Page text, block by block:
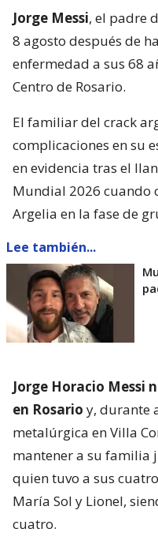
Jorge Messi, el padre
8 agosto después de
enfermedad a sus 68
Centro de Rosario.
El familiar del crack
complicaciones en su
en evidencia tras el
Mundial 2026 cuando
Argelia en la fase de
Lee también...
Jorge Horacio Messi
en Rosario y, durante
metalúrgica en Villa
mantener a su familia
quien tuvo a sus
María Sol y Lionel,
cuatro.